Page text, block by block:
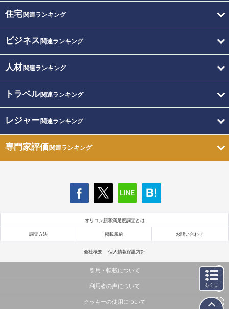
住宅関連ランキング
ビジネス 関連ランキング
人材関連ランキング
トラベル関連ランキング
レジャー関連ランキング
専門家評価関連ランキング
オリコン顧客満足度調査とは
調査方法 掲載規約 お問い合わせ
会社概要 個人情報保護方針
引用・転載について
当サイトで公開されている情報（文字、写真、イラスト、画像データ等）及びこれらの配置・
これらの情報を権利者の許可なく無断転載・複製などの二次利用を行うことは固く禁じており
利用者の声について
当サイトに掲載している内容はすべてサービスの利用者が提出された見解・感想です。
クッキーの使用について
もくじ